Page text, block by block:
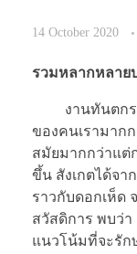
14 October 2020
รวมหลากหลาย
งานทันตก
ของคนเรามาก
สมัยมากกว่าแต่
ขึ้น สังเกตได้จ
ราวกับดอกเห็ด
สวัสดิการ พบว่
แนวโน้มที่จะรัก